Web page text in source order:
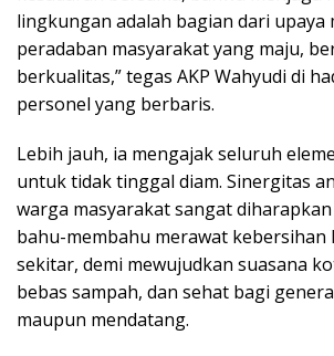
lingkungan adalah bagian dari upaya
peradaban masyarakat yang maju,
berkualitas,” tegas AKP Wahyudi di
personel yang berbaris.
Lebih jauh, ia mengajak seluruh
untuk tidak tinggal diam. Sinergitas
warga masyarakat sangat
bahu-membahu merawat kebersihan
sekitar, demi mewujudkan suasana
bebas sampah, dan sehat bagi
maupun mendatang.